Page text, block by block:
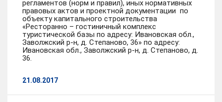
регламентов (норм и правил), иных нормативных
правовых актов и проектной документации по
объекту капитального строительства
«Ресторанно – гостиничный комплекс
туристической базы по адресу: Ивановская обл.,
Заволжский р-н, д. Степаново, 36» по адресу:
Ивановская обл., Заволжский р-н, д. Степаново, д.
36.
21.08.2017